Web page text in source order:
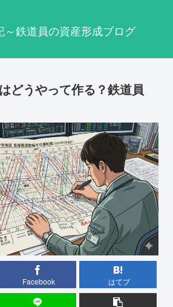
～鉄道員の資産形成ブログ
どうやって作る？鉄道員
Facebook はてブ